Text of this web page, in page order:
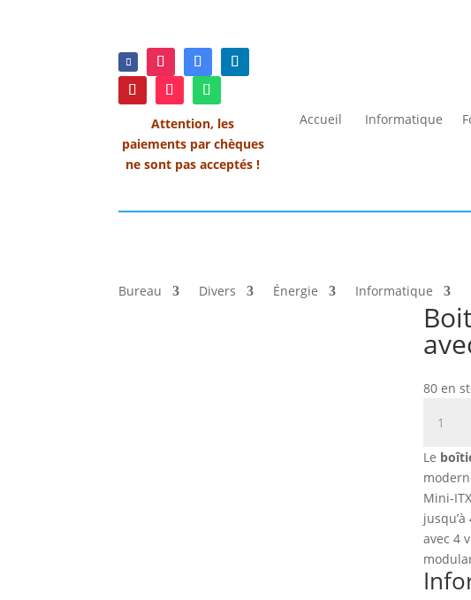
Attention, les
paiements par chèques
ne sont pas acceptés !
Accueil Informatique
Bureau Divers Énergie Informatique
80 en
ATX
1
Le
Mini-
avec 4